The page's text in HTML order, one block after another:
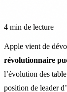
4 min de lecture
Apple vient de
révolutionnaire
l’évolution des
position de leader